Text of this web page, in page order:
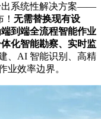
出系统性解决方案——
无需替换现有设
到端全流程智能作业
化智能勘察、实时监
、AI 智能识别、高精
业效率边界。